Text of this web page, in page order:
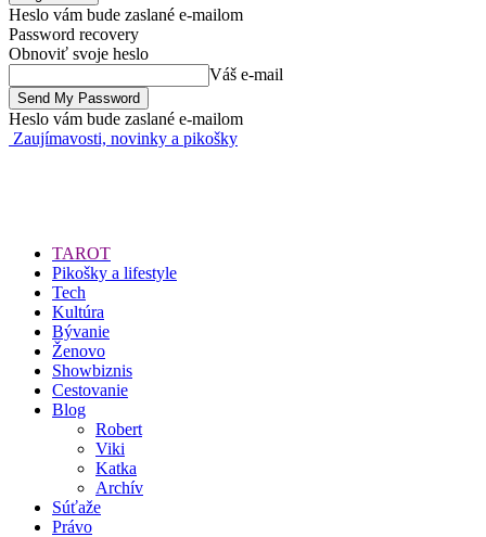
Heslo vám bude zaslané e-mailom
Password recovery
Obnoviť svoje heslo
Váš e-mail
Heslo vám bude zaslané e-mailom
Zaujímavosti, novinky a pikošky
TAROT
Pikošky a lifestyle
Tech
Kultúra
Bývanie
Ženovo
Showbiznis
Cestovanie
Blog
Robert
Viki
Katka
Archív
Súťaže
Právo